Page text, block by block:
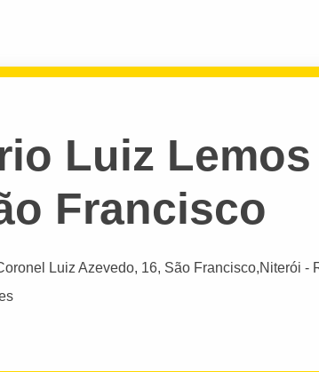
Luiz
Francisco
Luiz Azevedo, 16, São Francisco,Niterói -